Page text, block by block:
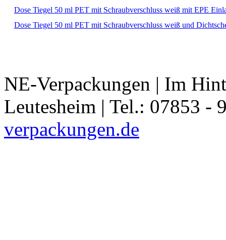
Dose Tiegel 50 ml PET mit Schraubverschluss weiß mit EPE
Dose Tiegel 50 ml PET mit Schraubverschluss weiß und
NE-Verpackungen | Im
Leutesheim | Tel.: 07853 -
verpackungen.de